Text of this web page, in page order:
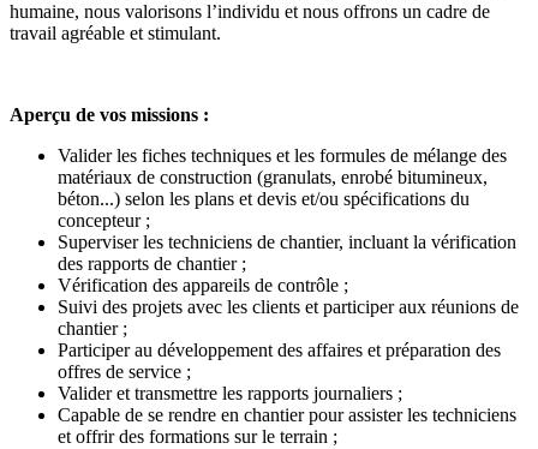
humaine, nous valorisons l’individu et nous offrons un cadre de
travail agréable et stimulant.
Aperçu de vos missions :
Valider les fiches techniques et les formules de mélange des
matériaux de construction (granulats, enrobé bitumineux,
béton...) selon les plans et devis et/ou spécifications du
concepteur ;
Superviser les techniciens de chantier, incluant la vérification
des rapports de chantier ;
Vérification des appareils de contrôle ;
Suivi des projets avec les clients et participer aux réunions de
chantier ;
Participer au développement des affaires et préparation des
offres de service ;
Valider et transmettre les rapports journaliers ;
Capable de se rendre en chantier pour assister les techniciens
et offrir des formations sur le terrain ;